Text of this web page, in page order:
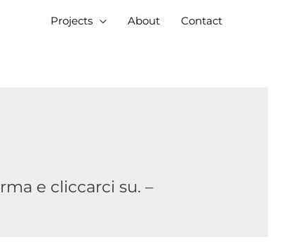
Projects About Contact
e cliccarci su. –